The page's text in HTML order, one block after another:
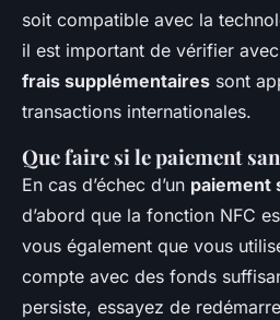
soit compatible avec la
il est important de vérifier
frais supplémentaires sont
transactions internationales.
Que faire si le paiement
En cas d’échec d’un paiement
d’abord que la fonction NFC
vous également que vous
compte avec des fonds
persiste, essayez de